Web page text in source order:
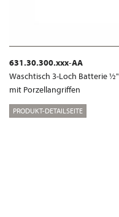
631.30.300.xxx-AA
Waschtisch 3-Loch Batterie ½"
mit Porzellangriffen
PRODUKT-DETAILSEITE